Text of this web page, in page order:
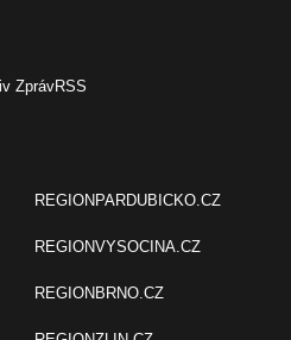
ZprávRSS
REGIONPARDUBICKO.CZ
REGIONVYSOCINA.CZ
REGIONBRNO.CZ